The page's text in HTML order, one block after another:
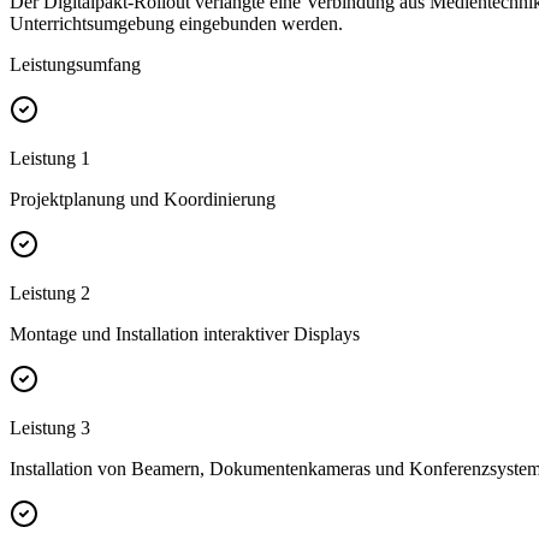
Unterrichtsumgebung eingebunden werden.
Leistungsumfang
Leistung 1
Projektplanung und Koordinierung
Leistung 2
Montage und Installation interaktiver Displays
Leistung 3
Installation von Beamern, Dokumentenkameras und